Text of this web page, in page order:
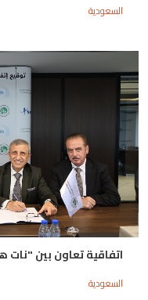
السعودية
اتفاقية تعاون بين "نات
السعودية